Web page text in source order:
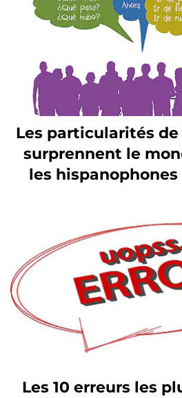
Les particularités de
surprennent le
les
Les 10 erreurs les